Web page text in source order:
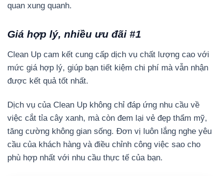
quan xung quanh.
Giá hợp lý, nhiều ưu đãi #1
Clean Up cam kết cung cấp dịch vụ chất lượng cao với
mức giá hợp lý, giúp bạn tiết kiệm chi phí mà vẫn nhận
được kết quả tốt nhất.
Dịch vụ của Clean Up không chỉ đáp ứng nhu cầu về
việc cắt tỉa cây xanh, mà còn đem lại vẻ đẹp thẩm mỹ,
tăng cường không gian sống. Đơn vị luôn lắng nghe yêu
cầu của khách hàng và điều chỉnh công việc sao cho
phù hợp nhất với nhu cầu thực tế của bạn.